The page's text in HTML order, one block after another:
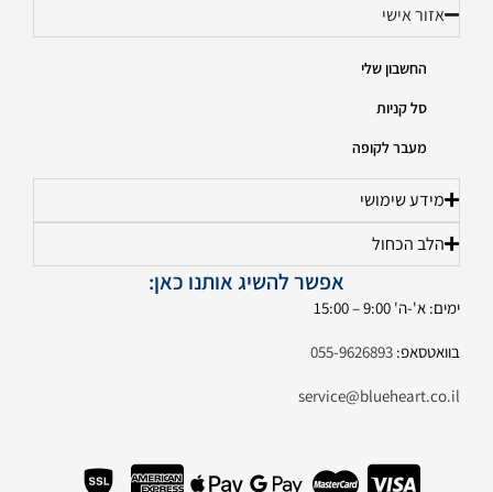
אזור אישי
החשבון שלי
סל קניות
מעבר לקופה
מידע שימושי
הלב הכחול
אפשר להשיג אותנו כאן:
ימים: א'-ה' 9:00 – 15:00
בוואטסאפ: 055-9626893
service@blueheart.co.il